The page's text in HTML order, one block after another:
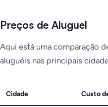
Preços de Aluguel
Aqui está uma comparação
aluguéis nas principais
Cidade Custo